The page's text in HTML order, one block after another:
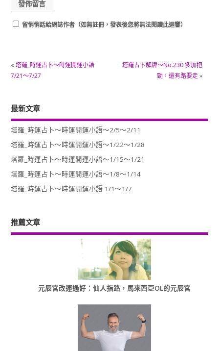
留悄悄話給網誌作者（如無註冊，發表後您將無法閱讀此迴響）
« 塔羅_時運占卜～時運開運小語
7/21～7/27
塔羅占卜解牌～No.230 多加把
勁，還有路要走»
最新文章
塔羅_時運占卜～時運開運小語～2/5～2/11
塔羅_時運占卜～時運開運小語～1/22～1/28
塔羅_時運占卜～時運開運小語～1/15～1/21
塔羅_時運占卜～時運開運小語～1/8～1/14
塔羅_時運占卜～時運開運小語 1/1～1/7
推薦文章
元辰宮改運過好：仙人指路，馬來西亞OL的元辰宮